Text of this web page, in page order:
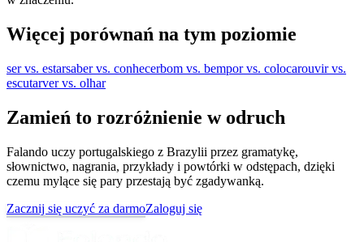
Więcej porównań na tym poziomie
ser vs. estarsaber vs. conhecerbom vs. bempor vs. colocarouvir vs.
escutarver vs. olhar
Zamień to rozróżnienie w odruch
Falando uczy portugalskiego z Brazylii przez gramatykę,
słownictwo, nagrania, przykłady i powtórki w odstępach, dzięki
czemu mylące się pary przestają być zgadywanką.
Zacznij się uczyć za darmoZaloguj się